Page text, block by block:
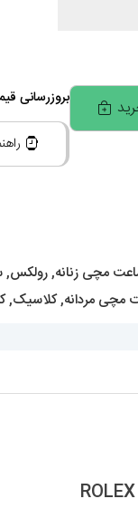
بروزرسانی قیمت: 6
مچی زنانه,رولکس,
مچی مردانه,کلاسیک,